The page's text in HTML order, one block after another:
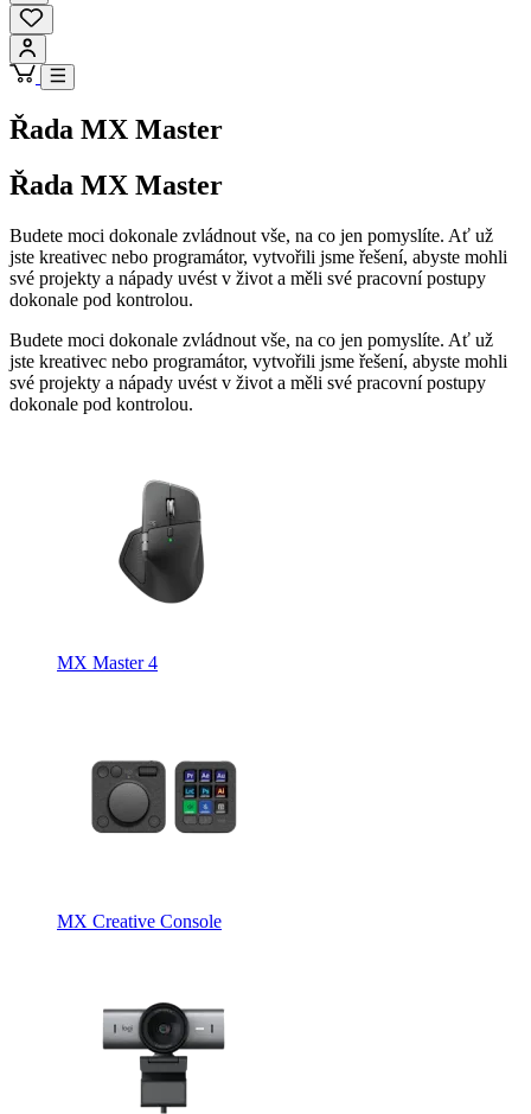
Řada MX Master
Řada MX Master
Budete moci dokonale zvládnout vše, na co jen pomyslíte. Ať už
jste kreativec nebo programátor, vytvořili jsme řešení, abyste mohli
své projekty a nápady uvést v život a měli své pracovní postupy
dokonale pod kontrolou.
Budete moci dokonale zvládnout vše, na co jen pomyslíte. Ať už
jste kreativec nebo programátor, vytvořili jsme řešení, abyste mohli
své projekty a nápady uvést v život a měli své pracovní postupy
dokonale pod kontrolou.
MX Master 4
MX Creative Console